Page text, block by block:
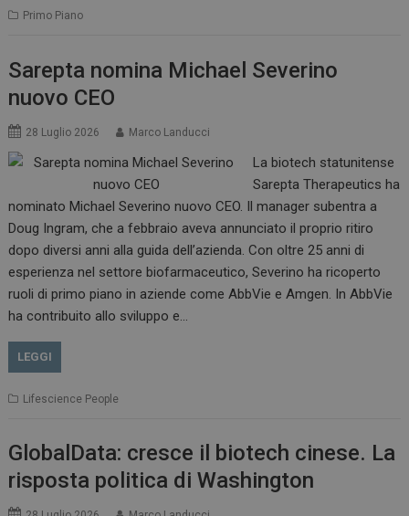
Primo Piano
Sarepta nomina Michael Severino
nuovo CEO
28 Luglio 2026 Marco Landucci
La biotech statunitense
Sarepta Therapeutics ha
nominato Michael Severino nuovo CEO. Il manager subentra a
Doug Ingram, che a febbraio aveva annunciato il proprio ritiro
dopo diversi anni alla guida dell’azienda. Con oltre 25 anni di
esperienza nel settore biofarmaceutico, Severino ha ricoperto
ruoli di primo piano in aziende come AbbVie e Amgen. In AbbVie
ha contribuito allo sviluppo e…
LEGGI
Lifescience People
GlobalData: cresce il biotech cinese. La
risposta politica di Washington